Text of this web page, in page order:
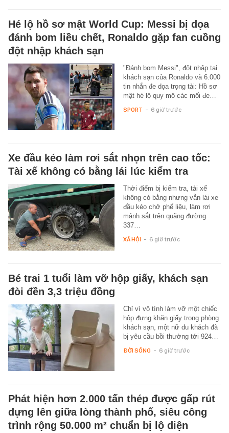
Hé lộ hồ sơ mật World Cup: Messi bị dọa
đánh bom liều chết, Ronaldo gặp fan cuồng
đột nhập khách sạn
"Đánh bom Messi", đột nhập tại
khách sạn của Ronaldo và 6.000
tin nhắn đe dọa trọng tài: Hồ sơ
mật hé lộ quy mô các mối đe…
SPORT - 6 giờ trước
Xe đầu kéo làm rơi sắt nhọn trên cao tốc:
Tài xế không có bằng lái lúc kiểm tra
Thời điểm bị kiểm tra, tài xế
không có bằng nhưng vẫn lái xe
đầu kéo chở phế liệu, làm rơi
mảnh sắt trên quãng đường
337…
XÃ HỘI - 6 giờ trước
Bé trai 1 tuổi làm vỡ hộp giấy, khách sạn
đòi đền 3,3 triệu đồng
Chỉ vì vô tình làm vỡ một chiếc
hộp đựng khăn giấy trong phòng
khách sạn, một nữ du khách đã
bị yêu cầu bồi thường tới 924…
ĐỜI SỐNG - 6 giờ trước
Phát hiện hơn 2.000 tấn thép được gấp rút
dựng lên giữa lòng thành phố, siêu công
trình rộng 50.000 m² chuẩn bị lộ diện